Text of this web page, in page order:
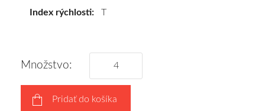
disky
podľa
Index rýchlosti: T
Množstvo:
Pridať do košíka